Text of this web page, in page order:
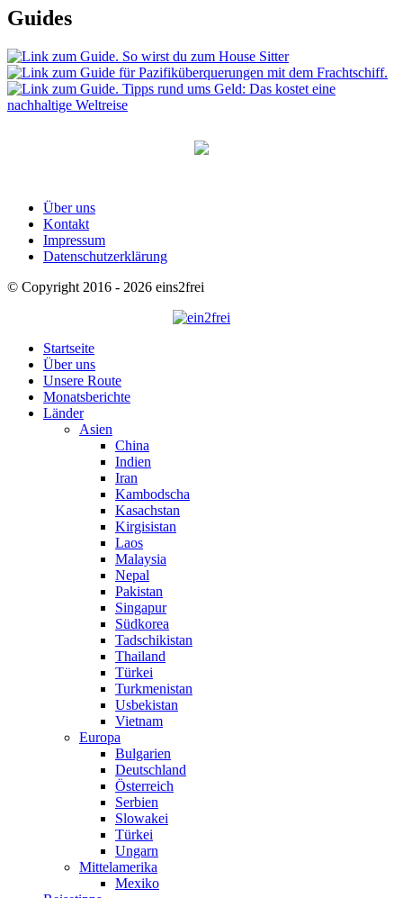
Guides
Über uns
Kontakt
Impressum
Datenschutzerklärung
© Copyright 2016 - 2026 eins2frei
Startseite
Über uns
Unsere Route
Monatsberichte
Länder
Asien
China
Indien
Iran
Kambodscha
Kasachstan
Kirgisistan
Laos
Malaysia
Nepal
Pakistan
Singapur
Südkorea
Tadschikistan
Thailand
Türkei
Turkmenistan
Usbekistan
Vietnam
Europa
Bulgarien
Deutschland
Österreich
Serbien
Slowakei
Türkei
Ungarn
Mittelamerika
Mexiko